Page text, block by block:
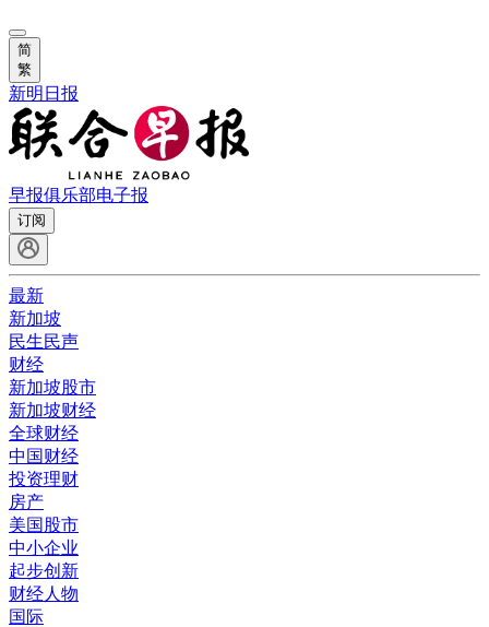
简
繁
新明日报
早报俱乐部电子报
订阅
最新
新加坡
民生民声
财经
新加坡股市
新加坡财经
全球财经
中国财经
投资理财
房产
美国股市
中小企业
起步创新
财经人物
国际